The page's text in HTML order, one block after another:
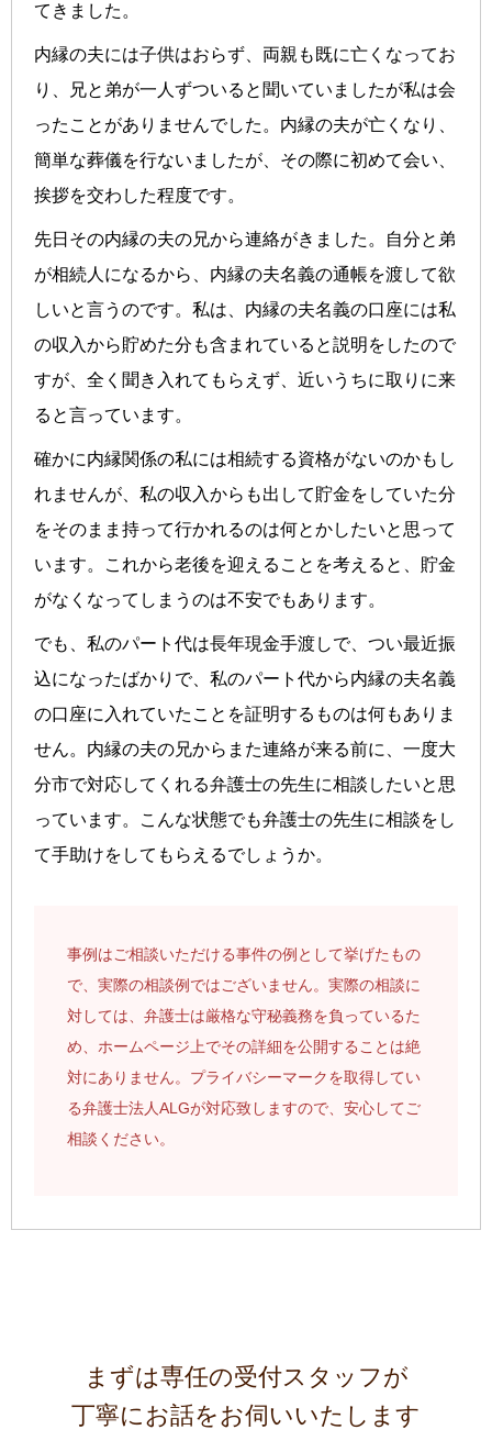
てきました。
内縁の夫には子供はおらず、両親も既に亡くなってお
り、兄と弟が一人ずついると聞いていましたが私は会
ったことがありませんでした。内縁の夫が亡くなり、
簡単な葬儀を行ないましたが、その際に初めて会い、
挨拶を交わした程度です。
先日その内縁の夫の兄から連絡がきました。自分と弟
が相続人になるから、内縁の夫名義の通帳を渡して欲
しいと言うのです。私は、内縁の夫名義の口座には私
の収入から貯めた分も含まれていると説明をしたので
すが、全く聞き入れてもらえず、近いうちに取りに来
ると言っています。
確かに内縁関係の私には相続する資格がないのかもし
れませんが、私の収入からも出して貯金をしていた分
をそのまま持って行かれるのは何とかしたいと思って
います。これから老後を迎えることを考えると、貯金
がなくなってしまうのは不安でもあります。
でも、私のパート代は長年現金手渡しで、つい最近振
込になったばかりで、私のパート代から内縁の夫名義
の口座に入れていたことを証明するものは何もありま
せん。内縁の夫の兄からまた連絡が来る前に、一度大
分市で対応してくれる弁護士の先生に相談したいと思
っています。こんな状態でも弁護士の先生に相談をし
て手助けをしてもらえるでしょうか。
事例はご相談いただける事件の例として挙げたもの
で、実際の相談例ではございません。実際の相談に
対しては、弁護士は厳格な守秘義務を負っているた
め、ホームページ上でその詳細を公開することは絶
対にありません。プライバシーマークを取得してい
る弁護士法人ALGが対応致しますので、安心してご
相談ください。
まずは専任の受付スタッフが
丁寧にお話をお伺いいたします